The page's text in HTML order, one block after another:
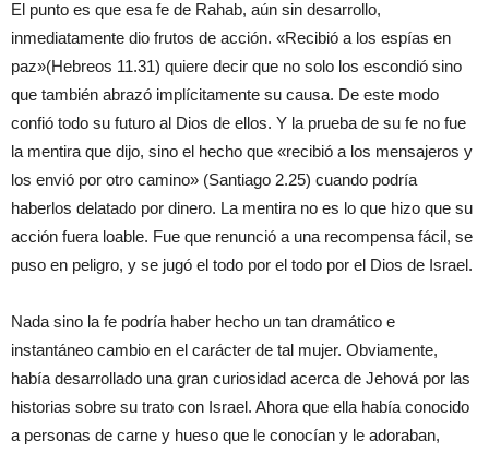
El punto es que esa fe de Rahab, aún sin desarrollo,
inmediatamente dio frutos de acción. «Recibió a los espías en
paz»(Hebreos 11.31) quiere decir que no solo los escondió sino
que también abrazó implícitamente su causa. De este modo
confió todo su futuro al Dios de ellos. Y la prueba de su fe no fue
la mentira que dijo, sino el hecho que «recibió a los mensajeros y
los envió por otro camino» (Santiago 2.25) cuando podría
haberlos delatado por dinero. La mentira no es lo que hizo que su
acción fuera loable. Fue que renunció a una recompensa fácil, se
puso en peligro, y se jugó el todo por el todo por el Dios de Israel.
Nada sino la fe podría haber hecho un tan dramático e
instantáneo cambio en el carácter de tal mujer. Obviamente,
había desarrollado una gran curiosidad acerca de Jehová por las
historias sobre su trato con Israel. Ahora que ella había conocido
a personas de carne y hueso que le conocían y le adoraban,